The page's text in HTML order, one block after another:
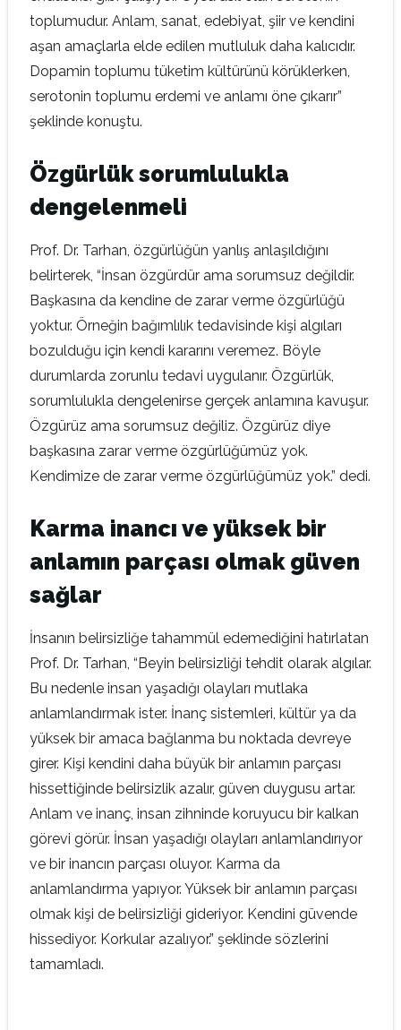
toplumudur. Anlam, sanat, edebiyat, şiir ve kendini
aşan amaçlarla elde edilen mutluluk daha kalıcıdır.
Dopamin toplumu tüketim kültürünü körüklerken,
serotonin toplumu erdemi ve anlamı öne çıkarır”
şeklinde konuştu.
Özgürlük sorumlulukla
dengelenmeli
Prof. Dr. Tarhan, özgürlüğün yanlış anlaşıldığını
belirterek, “İnsan özgürdür ama sorumsuz değildir.
Başkasına da kendine de zarar verme özgürlüğü
yoktur. Örneğin bağımlılık tedavisinde kişi algıları
bozulduğu için kendi kararını veremez. Böyle
durumlarda zorunlu tedavi uygulanır. Özgürlük,
sorumlulukla dengelenirse gerçek anlamına kavuşur.
Özgürüz ama sorumsuz değiliz. Özgürüz diye
başkasına zarar verme özgürlüğümüz yok.
Kendimize de zarar verme özgürlüğümüz yok.” dedi.
Karma inancı ve yüksek bir
anlamın parçası olmak güven
sağlar
İnsanın belirsizliğe tahammül edemediğini hatırlatan
Prof. Dr. Tarhan, “Beyin belirsizliği tehdit olarak algılar.
Bu nedenle insan yaşadığı olayları mutlaka
anlamlandırmak ister. İnanç sistemleri, kültür ya da
yüksek bir amaca bağlanma bu noktada devreye
girer. Kişi kendini daha büyük bir anlamın parçası
hissettiğinde belirsizlik azalır, güven duygusu artar.
Anlam ve inanç, insan zihninde koruyucu bir kalkan
görevi görür. İnsan yaşadığı olayları anlamlandırıyor
ve bir inancın parçası oluyor. Karma da
anlamlandırma yapıyor. Yüksek bir anlamın parçası
olmak kişi de belirsizliği gideriyor. Kendini güvende
hissediyor. Korkular azalıyor.” şeklinde sözlerini
tamamladı.